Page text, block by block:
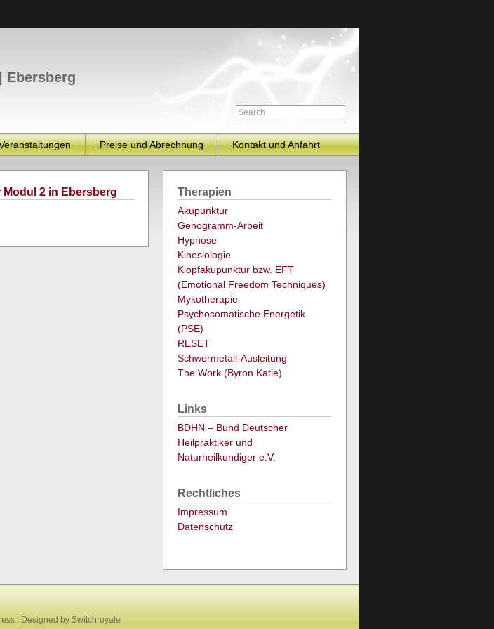
Ebersberg
Preise und Abrechnung Kontakt und Anfahrt
Modul 2 in Ebersberg Therapien
Akupunktur
Genogramm-Arbeit
Hypnose
Kinesiologie
Klopfakupunktur bzw. EFT
(Emotional Freedom Techniques)
Mykotherapie
Psychosomatische Energetik
(PSE)
RESET
Schwermetall-Ausleitung
The Work (Byron Katie)
Links
BDHN – Bund Deutscher
Heilpraktiker und
Naturheilkundiger e.V.
Rechtliches
Impressum
Datenschutz
| Designed by Switchroyale